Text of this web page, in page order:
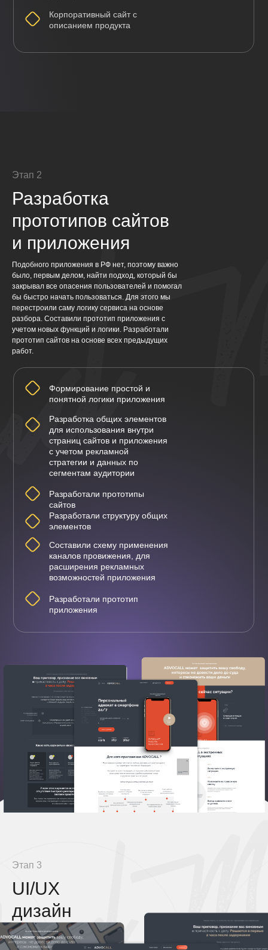
Корпоративный сайт с
описанием продукта
Этап 2
Разработка
прототипов сайтов
и приложения
Формирование простой и
понятной логики приложения
Разработка общих элементов
для использования внутри
страниц сайтов и приложения
с учетом рекламной
стратегии и данных по
сегментам аудитории
Разработали прототипы
сайтов
Разработали структуру общих
элементов
Подобного приложения в РФ нет, поэтому важно
было, первым делом, найти подход, который бы
закрывал все опасения пользователей и помогал
бы быстро начать пользоваться. Для этого мы
перестроили саму логику сервиса на основе
разбора. Составили прототип приложения с
учетом новых функций и логики. Разработали
прототип сайтов на основе всех предыдущих
работ.
Составили схему применения
каналов провижения, для
расширения рекламных
возможностей приложения
Разработали прототип
приложения
Этап 3
UI/UX
дизайн